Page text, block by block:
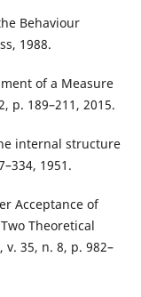
Behaviour
1988.
of a Measure
p. 189–211, 2015.
internal structure
1951.
Acceptance of
Theoretical
35, n. 8, p. 982–